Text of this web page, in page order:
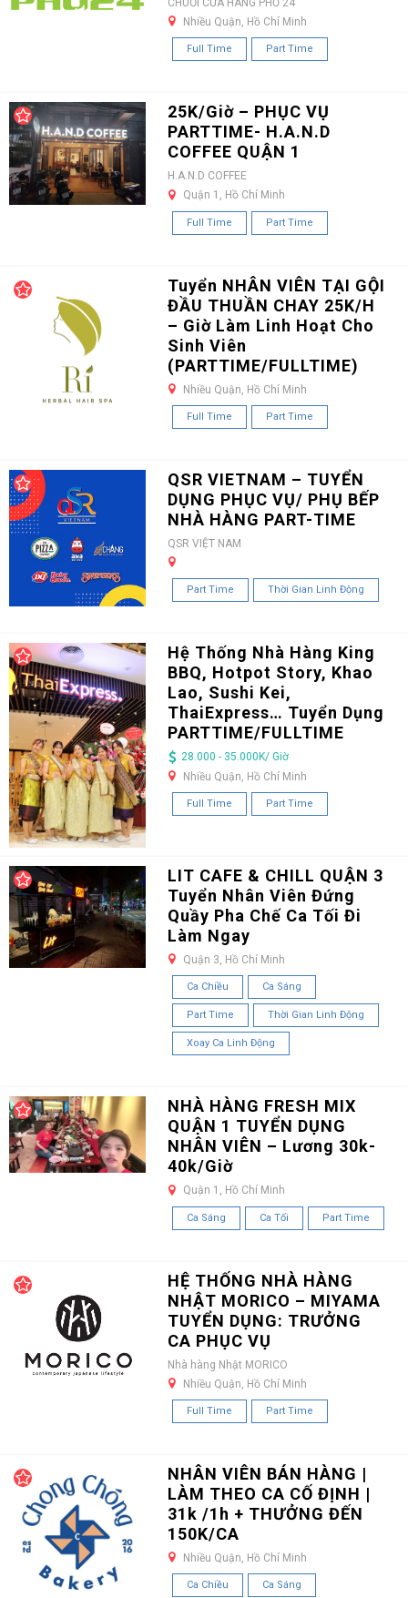
CHUỖI CỬA HÀNG PHỞ 24
Nhiều Quận, Hồ Chí Minh
Full Time Part Time
25K/Giờ – PHỤC VỤ
PARTTIME- H.A.N.D
COFFEE QUẬN 1
H.A.N.D COFFEE
Quận 1, Hồ Chí Minh
Full Time Part Time
Tuyển NHÂN VIÊN TẠI GỘI
ĐẦU THUẦN CHAY 25K/H
– Giờ Làm Linh Hoạt Cho
Sinh Viên
(PARTTIME/FULLTIME)
Nhiều Quận, Hồ Chí Minh
Full Time Part Time
QSR VIETNAM – TUYỂN
DỤNG PHỤC VỤ/ PHỤ BẾP
NHÀ HÀNG PART-TIME
QSR VIỆT NAM
Part Time Thời Gian Linh Động
Hệ Thống Nhà Hàng King
BBQ, Hotpot Story, Khao
Lao, Sushi Kei,
ThaiExpress… Tuyển Dụng
PARTTIME/FULLTIME
28.000 - 35.000K/ Giờ
Nhiều Quận, Hồ Chí Minh
Full Time Part Time
LIT CAFE & CHILL QUẬN 3
Tuyển Nhân Viên Đứng
Quầy Pha Chế Ca Tối Đi
Làm Ngay
Quận 3, Hồ Chí Minh
Ca Chiều Ca Sáng
Part Time Thời Gian Linh Động
Xoay Ca Linh Động
NHÀ HÀNG FRESH MIX
QUẬN 1 TUYỂN DỤNG
NHÂN VIÊN – Lương 30k-
40k/Giờ
Quận 1, Hồ Chí Minh
Ca Sáng Ca Tối Part Time
HỆ THỐNG NHÀ HÀNG
NHẬT MORICO – MIYAMA
TUYỂN DỤNG: TRƯỞNG
CA PHỤC VỤ
Nhà hàng Nhật MORICO
Nhiều Quận, Hồ Chí Minh
Full Time Part Time
NHÂN VIÊN BÁN HÀNG |
LÀM THEO CA CỐ ĐỊNH |
31k /1h + THƯỞNG ĐẾN
150K/CA
Nhiều Quận, Hồ Chí Minh
Ca Chiều Ca Sáng